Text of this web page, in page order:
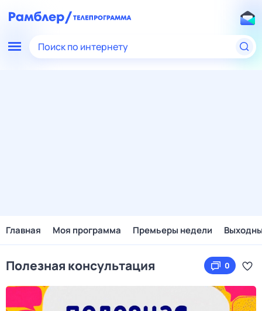
Поиск по интернету
Главная Моя программа Премьеры недели
Полезная консультация 0